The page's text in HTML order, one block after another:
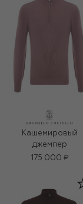
Кашемировый
джемпер
175 000 ₽